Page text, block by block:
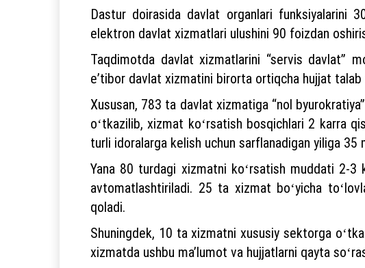
Dastur doirasida davlat organlari funksiyalarini
elektron davlat xizmatlari ulushini 90 foizdan
Taqdimotda davlat xizmatlarini “servis davlat”
eʼtibor davlat xizmatini birorta ortiqcha hujjat
Xususan, 783 ta davlat xizmatiga “nol
oʻtkazilib, xizmat koʻrsatish bosqichlari 2 karra
turli idoralarga kelish uchun sarflanadigan yiliga
Yana 80 turdagi xizmatni koʻrsatish muddati 2-
avtomatlashtiriladi. 25 ta xizmat boʻyicha
qoladi.
Shuningdek, 10 ta xizmatni xususiy sektorga
xizmatda ushbu maʼlumot va hujjatlarni qayta